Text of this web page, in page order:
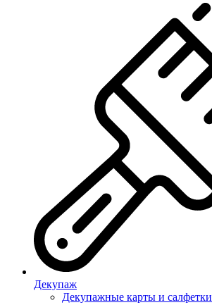
Декупаж
Декупажные карты и салфетки